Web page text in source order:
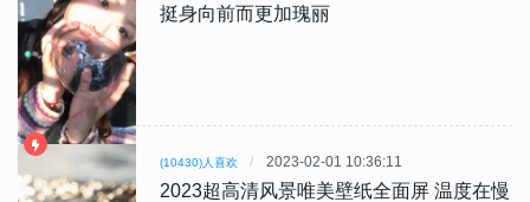
挺身向前而更加瑰丽
(10430)人喜欢 2023-02-01 10:36:11
2023超高清风景唯美壁纸全面屏 温度在慢